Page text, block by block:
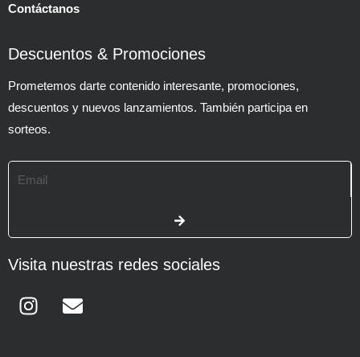
Contáctanos
Descuentos & Promociones
Prometemos darte contenido interesante, promociones,
descuentos y nuevos lanzamientos. También participa en
sorteos.
Visita nuestras redes sociales
InstagramEnvelope